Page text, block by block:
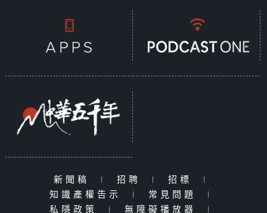
新聞稿 | 招聘 | 招標
|
知識產權告示
| 常見問題
|
私隱政策
| 無障礙播放器 |